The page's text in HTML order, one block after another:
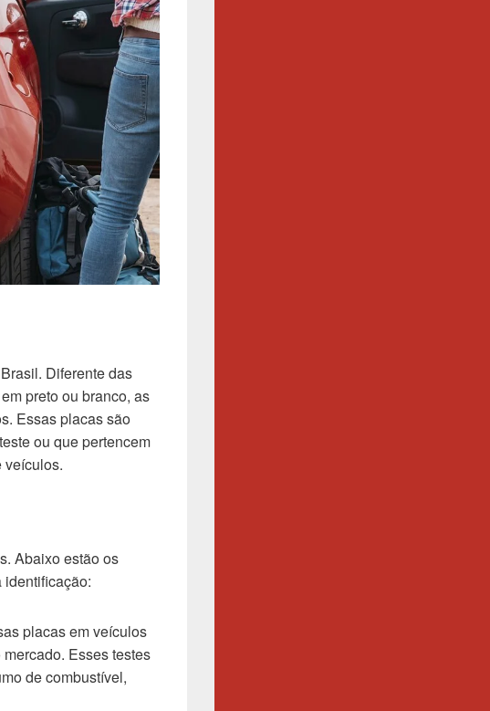
Diferente das
preto ou branco, as
Essas placas são
ou que pertencem
veículos.
Abaixo estão os
identificação:
placas em veículos
Esses testes
de combustível,